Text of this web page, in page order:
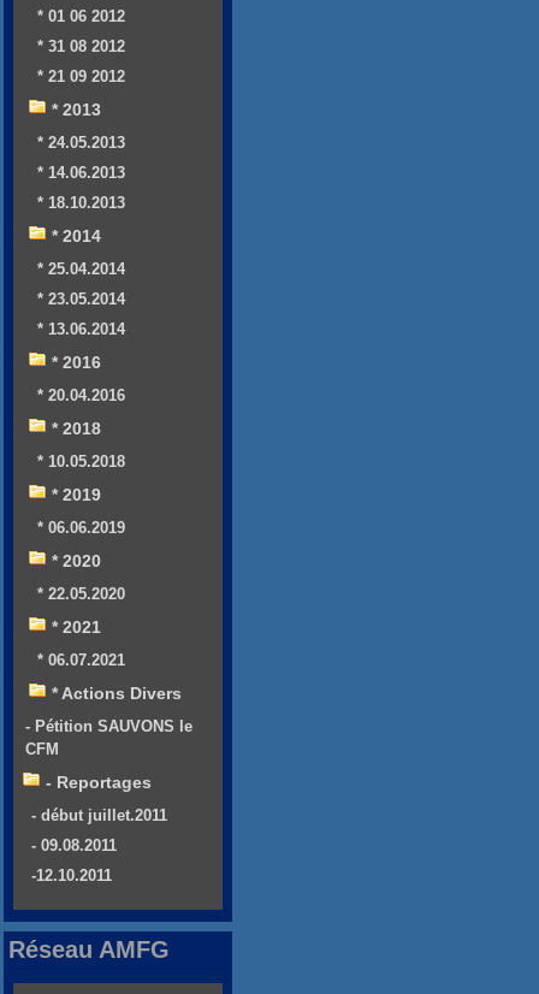
* 01 06 2012
* 31 08 2012
* 21 09 2012
* 2013
* 24.05.2013
* 14.06.2013
* 18.10.2013
* 2014
* 25.04.2014
* 23.05.2014
* 13.06.2014
* 2016
* 20.04.2016
* 2018
* 10.05.2018
* 2019
* 06.06.2019
* 2020
* 22.05.2020
* 2021
* 06.07.2021
* Actions Divers
- Pétition SAUVONS le
CFM
- Reportages
- début juillet.2011
- 09.08.2011
-12.10.2011
Réseau AMFG